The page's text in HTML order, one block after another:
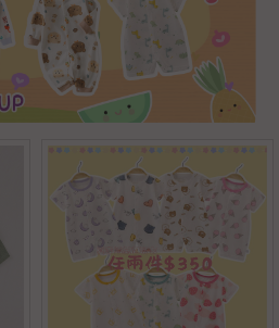
鵝 灰
咖
66 73
120
篩選